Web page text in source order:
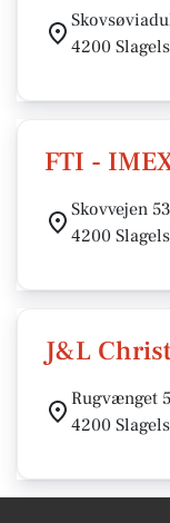
4200
FTI -
Skovvejen
4200
J&L
Rugvænget
4200